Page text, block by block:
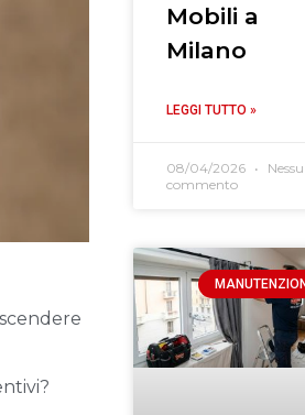
Mobili a
Milano
LEGGI TUTTO »
08/04/2026
commento